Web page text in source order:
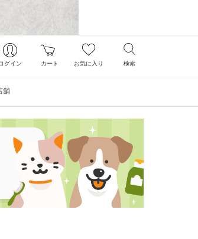
ログイン カート お気に入り 検索
舗